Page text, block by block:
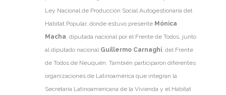
Ley Nacional de Producción Social Autogestionaria del
Hábitat Popular, donde estuvo presente Mónica
Macha, diputada nacional por el Frente de Todos, junto
al diputado nacional Guillermo Carnaghi, del Frente
de Todos de Neuquén. También participaron diferentes
organizaciones de Latinoamérica que integran la
Secretaría Latinoamericana de la Vivienda y el Hábitat